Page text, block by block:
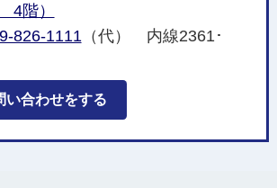
階）
826-1111 （代） 内線2361･
い合わせをする